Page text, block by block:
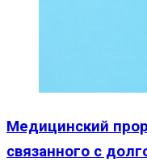
Медицинский
связанного с